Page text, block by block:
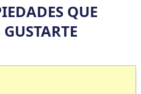
QUE